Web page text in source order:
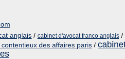
anglais / cabinet d'avocat franco anglais /
des affaires paris /